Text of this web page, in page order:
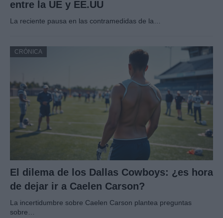
entre la UE y EE.UU
La reciente pausa en las contramedidas de la…
CRÓNICA
El dilema de los Dallas Cowboys: ¿es hora
de dejar ir a Caelen Carson?
La incertidumbre sobre Caelen Carson plantea preguntas
sobre…